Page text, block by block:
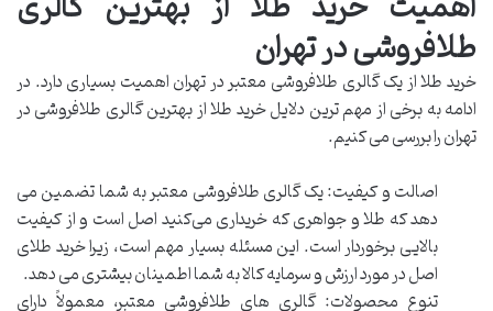
طلافروشی در تهران
خرید طلا از یک گالری طلافروشی معتبر در تهران اهمیت بسیاری دارد. در
ادامه به برخی از مهم ترین دلایل خرید طلا از بهترین گالری طلافروشی در
تهران را بررسی می کنیم.
اصالت و کیفیت: یک گالری طلافروشی معتبر به شما تضمین می
دهد که طلا و جواهری که خریداری می‌کنید اصل است و از کیفیت
بالایی برخوردار است. این مسئله بسیار مهم است، زیرا خرید طلای
اصل در مورد ارزش و سرمایه کالا به شما اطمینان بیشتری می دهد.
تنوع محصولات: گالری های طلافروشی معتبر، معمولاً دارای